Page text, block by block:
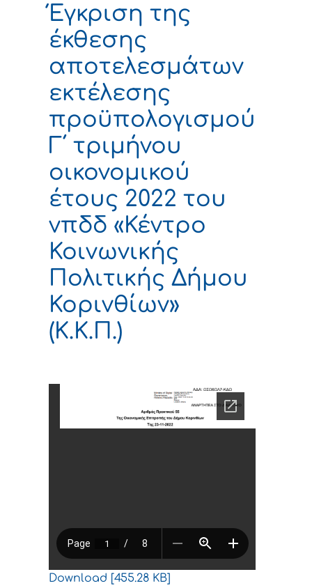
Έγκριση της
έκθεσης
αποτελεσμάτων
εκτέλεσης
προϋπολογισμού
Γ΄ τριμήνου
οικονομικού
έτους 2022 του
νπδδ «Κέντρο
Κοινωνικής
Πολιτικής Δήμου
Κορινθίων»
(Κ.Κ.Π.)
Download [455.28 KB]